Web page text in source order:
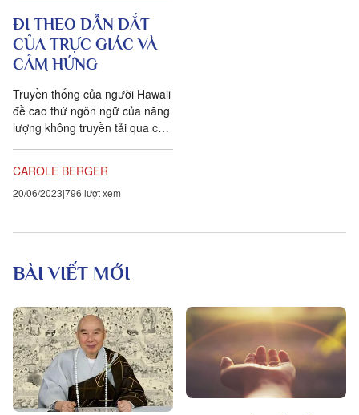
ĐI THEO DẪN DẮT
CỦA TRỰC GIÁC VÀ
CẢM HỨNG
Truyền thống của người Hawaii
đề cao thứ ngôn ngữ của năng
lượng không truyền tải qua các
đoán,...
CAROLE BERGER
20/06/2023 796 lượt xem
BÀI VIẾT MỚI